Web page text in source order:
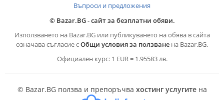
Въпроси и предложения
© Bazar.BG - сайт за безплатни обяви.
Използването на Bazar.BG или публикуването на обява в сайта
означава съгласие сОбщи условия за ползване на Bazar.BG.
Официален курс: 1 EUR = 1.95583 лв.
© Bazar.BG ползва и препоръчва хостинг услугитена